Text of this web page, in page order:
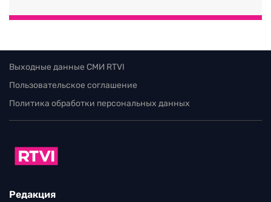
Выходные данные СМИ RTVI
Пользовательское соглашение
Политика обработки персональных данных
Редакция